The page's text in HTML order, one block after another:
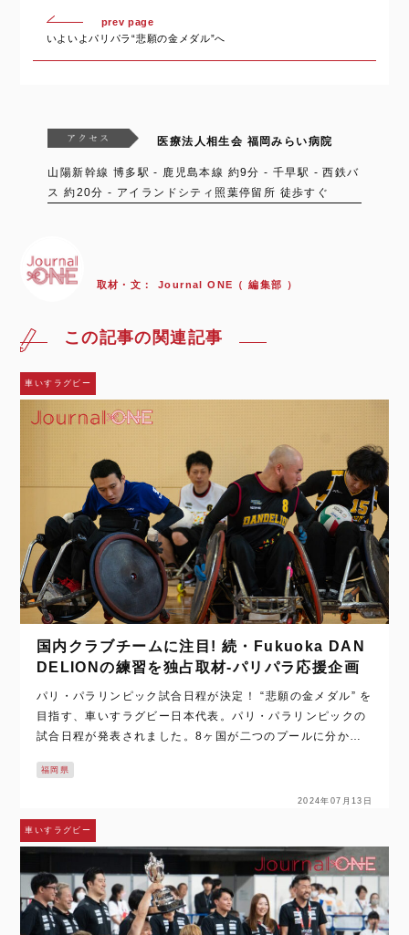
prev page
いよいよパリパラ“悲願の金メダル”へ
医療法人相生会 福岡みらい病院
山陽新幹線 博多駅 - 鹿児島本線 約9分 - 千早駅 - 西鉄バ
ス 約20分 - アイランドシティ照葉停留所 徒歩すぐ
取材・文： Journal ONE（ 編集部 ）
この記事の関連記事
車いすラグビー
国内クラブチームに注目! 続・Fukuoka DAN
DELIONの練習を独占取材-パリパラ応援企画
パリ・パラリンピック試合日程が決定！ “悲願の金メダル” を
目指す、車いすラグビー日本代表。パリ・パラリンピックの
試合日程が発表されました。8ヶ国が二つのプールに分かれ
福岡県
2024年07月13日
車いすラグビー